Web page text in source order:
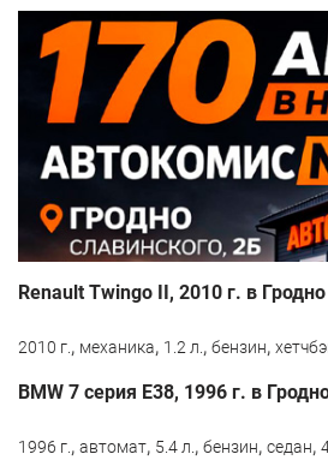
Renault Twingo II, 2010 г. в Гродно
2010 г., механика, 1.2 л., бензин,
BMW 7 серия E38, 1996 г. в
1996 г., автомат, 5.4 л., бензин, седан,